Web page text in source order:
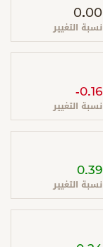
0.00
نسبة التغيير
-0.16
نسبة التغيير
0.39
نسبة التغيير